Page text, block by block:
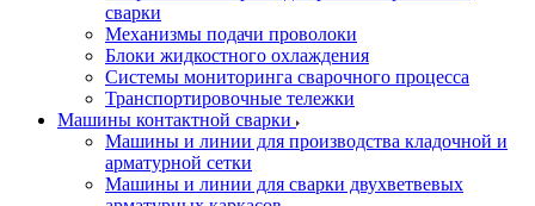
сварки
Механизмы подачи проволоки
Блоки жидкостного охлаждения
Системы мониторинга сварочного процесса
Транспортировочные тележки
Машины контактной сварки
Машины и линии для производства кладочной и
арматурной сетки
Машины и линии для сварки двухветвевых